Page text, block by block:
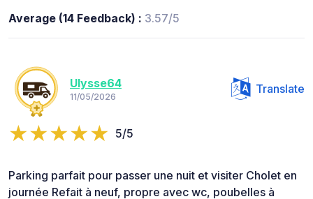
Average (14 Feedback) : 3.57/5
Ulysse64
11/05/2026
Translate
5/5
Parking parfait pour passer une nuit et visiter Cholet en
journée Refait à neuf, propre avec wc, poubelles à